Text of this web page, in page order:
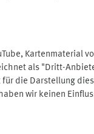
Kartenmaterial
als "Dritt-
die Darstellung
wir keinen